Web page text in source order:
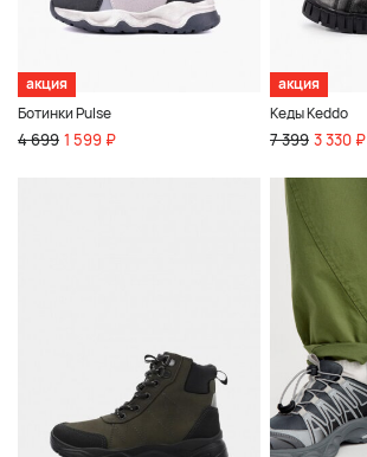
акция
Ботинки Pulse
4 699 1 599 ₽
акция
Кеды Keddo
7 399 3 330 ₽